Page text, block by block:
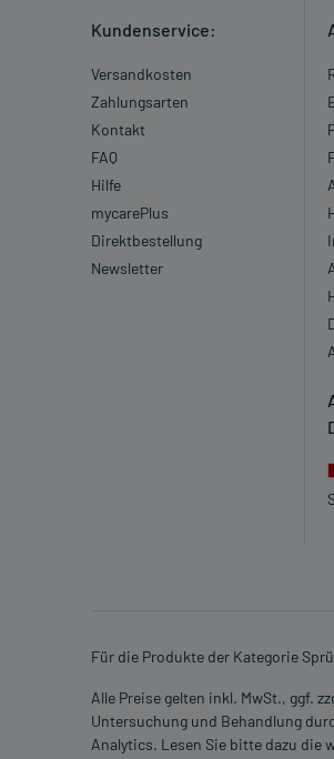
Kundenservice:
Versandkosten
Zahlungsarten
Kontakt
FAQ
Hilfe
mycarePlus
Direktbestellung
Newsletter
Für die Produkte der Kategorie
Alle Preise gelten inkl. MwSt., ggf.
Untersuchung und Behandlung
Analytics. Lesen Sie bitte dazu die